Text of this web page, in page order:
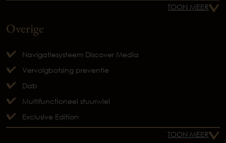
TOON MEER
Overige
Navigatiesysteem Discover Media
Vervolgbotsing preventie
Dab
Multifunctioneel stuurwiel
Exclusive Edition
TOON MEER